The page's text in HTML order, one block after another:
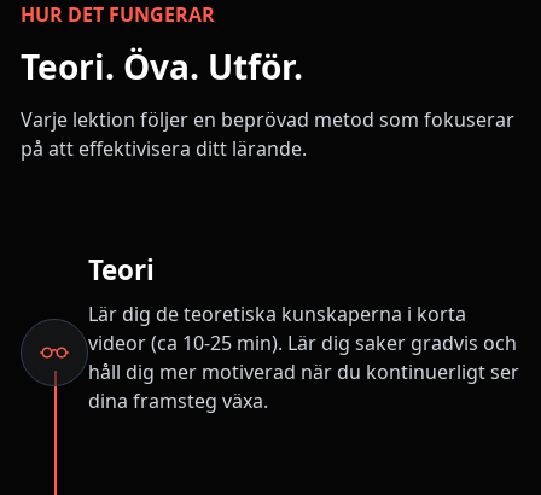
HUR DET FUNGERAR
Teori. Öva. Utför.
Varje lektion följer en beprövad metod som fokuserar
på att effektivisera ditt lärande.
Teori
Lär dig de teoretiska kunskaperna i korta
videor (ca 10-25 min). Lär dig saker gradvis och
håll dig mer motiverad när du kontinuerligt ser
dina framsteg växa.